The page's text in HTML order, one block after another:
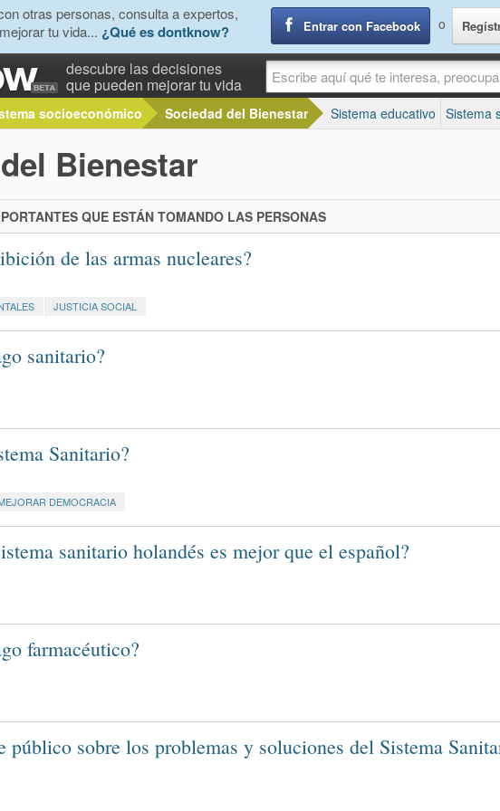
otras personas, consulta a expertos,
tu vida... ¿Qué es dontknow? Entrar con Facebook o
descubre las decisiones
que pueden mejorar tu vida
socioeconómico Sociedad del Bienestar Sistema educativo Sistema
Bienestar
QUE ESTÁN TOMANDO LAS PERSONAS
de las armas nucleares?
JUSTICIA SOCIAL
sanitario?
Sanitario?
DEMOCRACIA
sanitario holandés es mejor que el español?
farmacéutico?
público sobre los problemas y soluciones del Sistema